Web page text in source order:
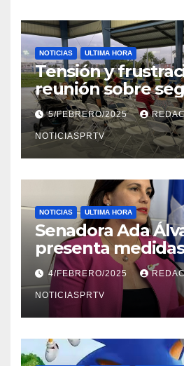
NOTICIAS ULTIMA HORA
Tensión y
reunión sobre
Reparto
5/FEBRERO/2025
NOTICIASPRTV
NOTICIAS ULTIMA HORA
Senadora Ada
presenta
violencia en el
4/FEBRERO/2025
NOTICIASPRTV